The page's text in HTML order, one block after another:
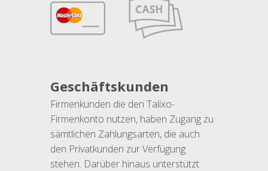
Geschäftskunden
Firmenkunden die den Talixo-
Firmenkonto nutzen, haben Zugang zu
sämtlichen Zahlungsarten, die auch
den Privatkunden zur Verfügung
stehen. Darüber hinaus unterstützt